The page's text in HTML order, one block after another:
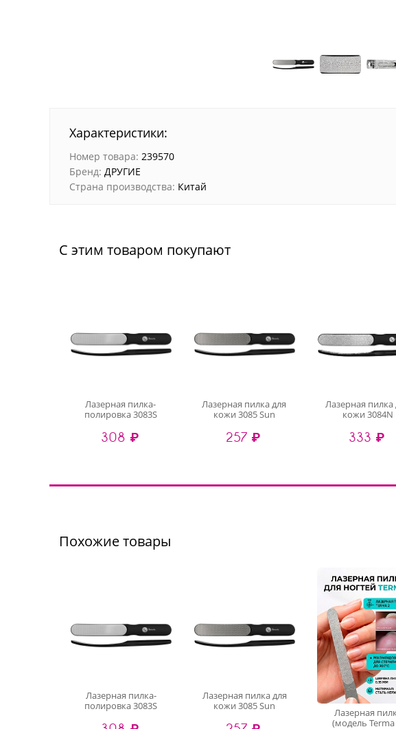
Характеристики:
Номер товара: 239570
Бренд: ДРУГИЕ
Страна производства: Китай
С этим товаром покупают
Лазерная пилка-
полировка 3083S
308 ₽
Лазерная пилка для
кожи 3085 Sun
257 ₽
Лазерная пилка
кожи 3084N
333 ₽
Похожие товары
Лазерная пилка-
полировка 3083S
Лазерная пилка для
кожи 3085 Sun
Лазерная
(модель Terma